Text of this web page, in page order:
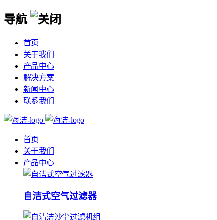
导航
首页
关于我们
产品中心
解决方案
新闻中心
联系我们
首页
关于我们
产品中心
自洁式空气过滤器